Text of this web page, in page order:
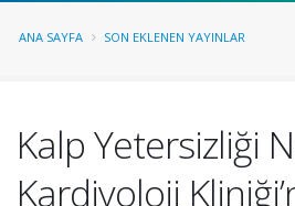
ANA SAYFA SON EKLENEN YAYINLAR
Kalp Yetersizliği
Kardiyoloji